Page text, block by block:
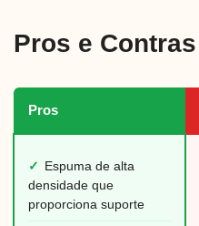
Pros e Contras
Pros
✓ Espuma de alta
densidade que
proporciona suporte